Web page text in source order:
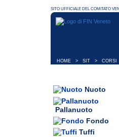
HOME > SIT > CORSI
Nuoto
Pallanuoto
Fondo
Tuffi